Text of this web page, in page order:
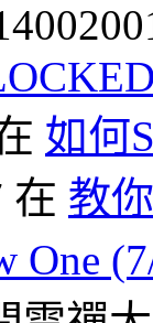
如何
在 教
One